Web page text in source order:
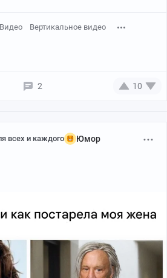
Видео Вертикальное видео
2 10
всех и каждого Юмор